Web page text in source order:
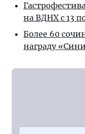
на ВДНХ с 13
Более 60
награду